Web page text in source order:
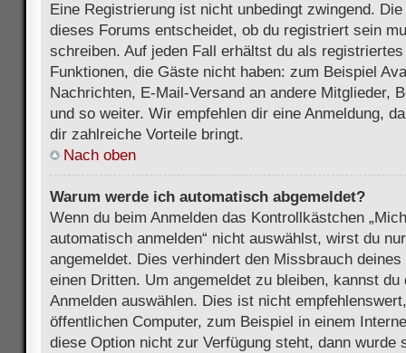
Eine Registrierung ist nicht unbedingt zwingend.
dieses Forums entscheidet, ob du registriert sein
schreiben. Auf jeden Fall erhältst du als
Funktionen, die Gäste nicht haben: zum Beispiel
Nachrichten, E-Mail-Versand an andere Mitglieder,
und so weiter. Wir empfehlen dir eine Anmeldung,
dir zahlreiche Vorteile bringt.
Nach oben
Warum werde ich automatisch abgemeldet?
Wenn du beim Anmelden das Kontrollkästchen
automatisch anmelden“ nicht auswählst, wirst du
angemeldet. Dies verhindert den Missbrauch
einen Dritten. Um angemeldet zu bleiben, kannst
Anmelden auswählen. Dies ist nicht
öffentlichen Computer, zum Beispiel in einem
diese Option nicht zur Verfügung steht, dann wurde